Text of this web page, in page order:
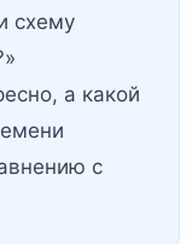
схему
а какой
с